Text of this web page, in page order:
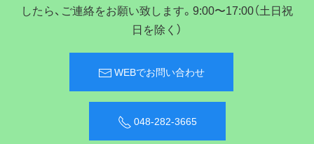
したら、ご連絡をお願い致します。9:00〜17:00（土日祝
日を除く）
WEBでお問い合わせ
048-282-3665